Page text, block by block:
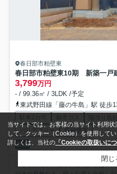
春日部市粕壁東
春日部市粕壁東10期 新築一
3,799万円
- / 99.36㎡ / 3LDK /予定
東武野田線「藤の牛島」駅 徒歩
駐車2台可 都市ガス 陽当り良好
バリアフリー
収納豊富
新築
〇ウッディホームでの住宅探しは？ ■構造の耐震性や地盤の良し悪し、
当サイトでは、お客様の当サイト利用
して、クッキー（Cookie）を使用してい
詳しくは、当社の 「Cookieの取扱いにつ
閉じ